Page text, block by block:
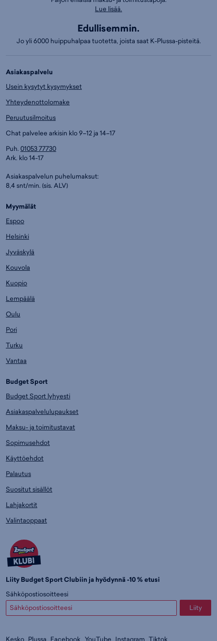
Lue lisää.
Edullisemmin.
Jo yli 6000 huippuhalpaa tuotetta, joista saat K-Plussa-pisteitä.
Asiakaspalvelu
Usein kysytyt kysymykset
Yhteydenottolomake
Peruutusilmoitus
Chat palvelee arkisin klo 9–12 ja 14–17
Puh. 01053 77730
Ark. klo 14-17
Asiakaspalvelun puhelumaksut:
8,4 snt/min. (sis. ALV)
Myymälät
Espoo
Helsinki
Jyväskylä
Kouvola
Kuopio
Lempäälä
Oulu
Pori
Turku
Vantaa
Budget Sport
Budget Sport lyhyesti
Asiakaspalvelulupaukset
Maksu- ja toimitustavat
Sopimusehdot
Käyttöehdot
Palautus
Suositut sisällöt
Lahjakortit
Valintaoppaat
Liity Budget Sport Clubiin ja hyödynnä -10 % etusi
Sähköpostiosoitteesi
Liity
Kesko Plussa Facebook YouTube Instagram Tiktok